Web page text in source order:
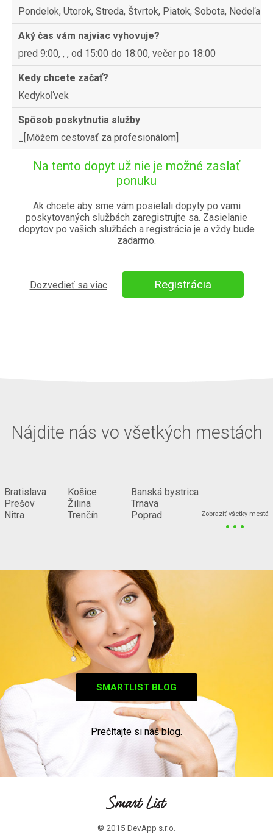
Pondelok, Utorok, Streda, Štvrtok, Piatok, Sobota, Nedeľa
Aký čas vám najviac vyhovuje?
pred 9:00, , , od 15:00 do 18:00, večer po 18:00
Kedy chcete začať?
Kedykoľvek
Spôsob poskytnutia služby
_[Môžem cestovať za profesionálom]
Na tento dopyt už nie je možné zaslať
ponuku
Ak chcete aby sme vám posielali dopyty po vami
poskytovaných službách zaregistrujte sa. Zasielanie
dopytov po vašich službách a registrácia je a vždy bude
zadarmo.
Dozvedieť sa viac Registrácia
Nájdite nás vo všetkých mestách
Bratislava
Prešov
Nitra
Košice
Žilina
Trenčín
Banská bystrica
Trnava
Poprad
Zobraziť všetky mestá
...
SMARTLIST BLOG
Prečítajte si náš blog.
© 2015 DevApp s.r.o.